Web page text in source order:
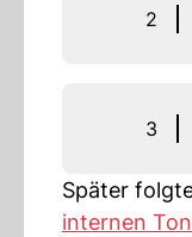
2
3
Später
internen